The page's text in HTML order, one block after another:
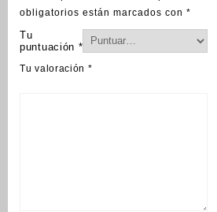
obligatorios están marcados con *
Tu
puntuación *
Tu valoración *